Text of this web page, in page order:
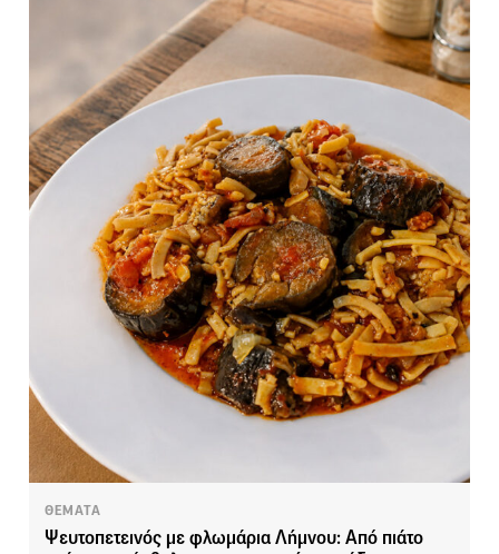
ΘΕΜΑΤΑ
Ψευτοπετεινός με φλωμάρια Λήμνου: Από πιάτο